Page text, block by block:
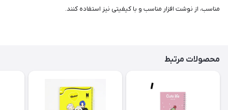
مناسب، از نوشت افزار مناسب و با کیفیتی نیز استفاده کنند.
محصولات مرتبط